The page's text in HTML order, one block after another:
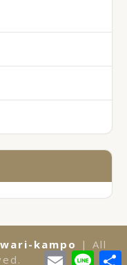
kampo
| All